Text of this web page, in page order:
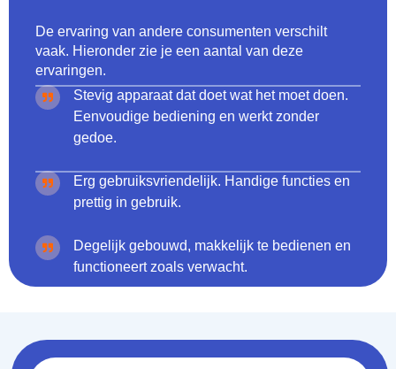
De ervaring van andere consumenten verschilt
vaak. Hieronder zie je een aantal van deze
ervaringen.
Stevig apparaat dat doet wat het moet doen.
Eenvoudige bediening en werkt zonder
gedoe.
Erg gebruiksvriendelijk. Handige functies en
prettig in gebruik.
Degelijk gebouwd, makkelijk te bedienen en
functioneert zoals verwacht.